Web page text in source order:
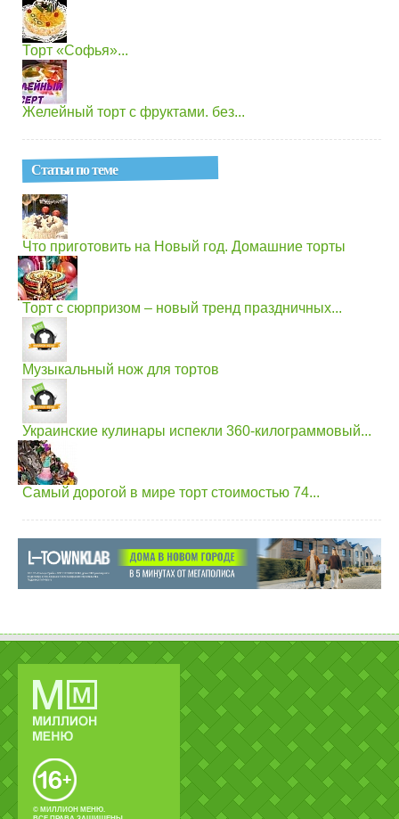
Торт «Софья»...
Желейный торт с фруктами. без...
Статьи по теме
Что приготовить на Новый год. Домашние торты
Торт с сюрпризом – новый тренд праздничных...
Музыкальный нож для тортов
Украинские кулинары испекли 360-килограммовый...
Самый дорогой в мире торт стоимостью 74...
© МИЛЛИОН МЕНЮ.